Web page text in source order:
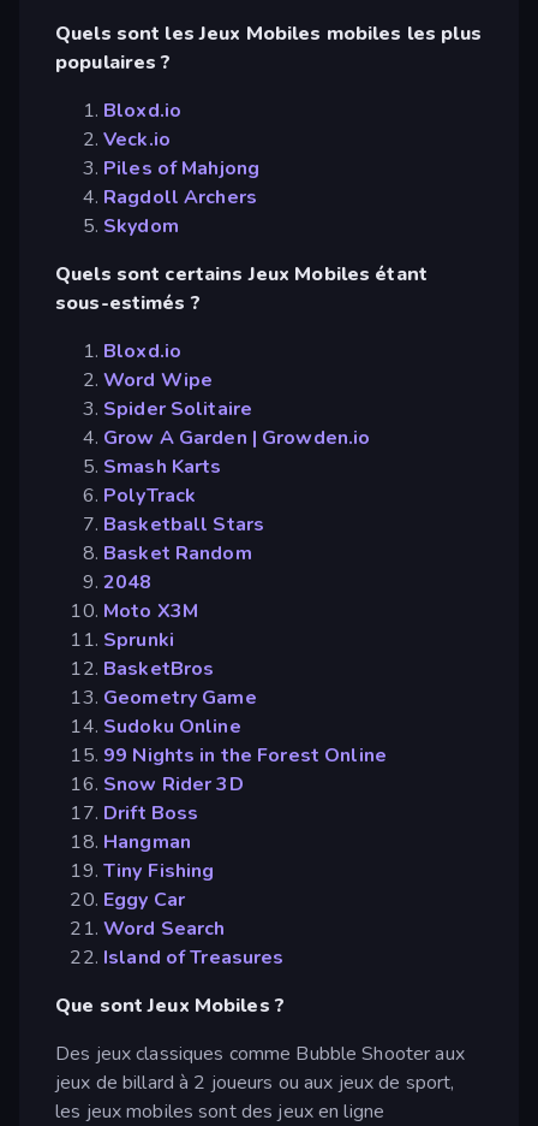
Quels sont les Jeux Mobiles mobiles les plus
populaires ?
Bloxd.io
Veck.io
Piles of Mahjong
Ragdoll Archers
Skydom
Quels sont certains Jeux Mobiles étant
sous-estimés ?
Bloxd.io
Word Wipe
Spider Solitaire
Grow A Garden | Growden.io
Smash Karts
PolyTrack
Basketball Stars
Basket Random
2048
Moto X3M
Sprunki
BasketBros
Geometry Game
Sudoku Online
99 Nights in the Forest Online
Snow Rider 3D
Drift Boss
Hangman
Tiny Fishing
Eggy Car
Word Search
Island of Treasures
Que sont Jeux Mobiles ?
Des jeux classiques comme Bubble Shooter aux
jeux de billard à 2 joueurs ou aux jeux de sport,
les jeux mobiles sont des jeux en ligne